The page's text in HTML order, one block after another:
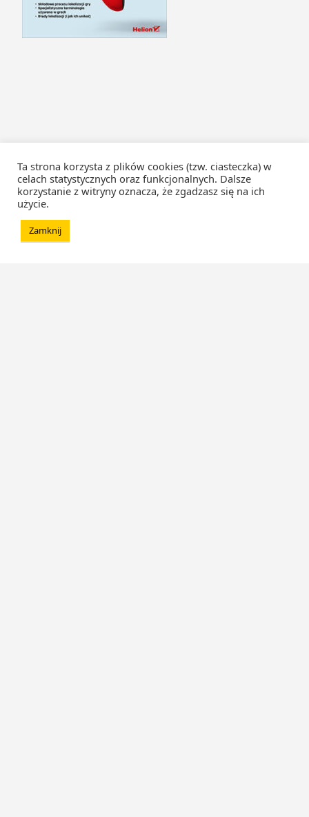
Ta strona korzysta z plików cookies (tzw. ciasteczka) w
celach statystycznych oraz funkcjonalnych. Dalsze
korzystanie z witryny oznacza, że zgadzasz się na ich
użycie.
Zamknij